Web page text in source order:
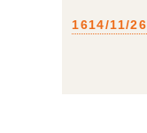
1614/11/26